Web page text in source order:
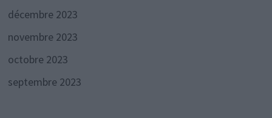
décembre 2023
novembre 2023
octobre 2023
septembre 2023